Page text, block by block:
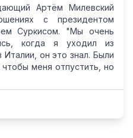
Артём Милевский
с президентом
Суркисом. "Мы очень
когда я уходил из
он это знал. Были
меня отпустить, но